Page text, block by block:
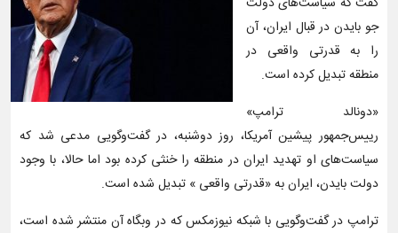
جو بایدن در قبال ایران، آن
را به قدرتی واقعی در
منطقه تبدیل کرده است.
«دونالد ترامپ»
رییس‌جمهور پیشین آمریکا، روز دوشنبه، در گفت‌وگویی مدعی شد که
سیاست‌های او تهدید ایران در منطقه را خنثی کرده بود اما حالا، با وجود
دولت بایدن، ایران به «قدرتی واقعی » تبدیل شده است.
ترامپ در گفت‌وگویی با شبکه نیوزمکس که در وبگاه آن منتشر شده است،